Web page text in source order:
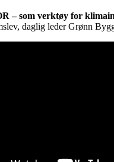
– som verktøy for
daglig leder Grønn